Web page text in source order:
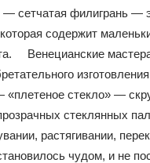
— сетчатая филигрань —
содержит
Венецианские
«плетеное стекло» —
стеклянных
растягивании,
чудом, и не